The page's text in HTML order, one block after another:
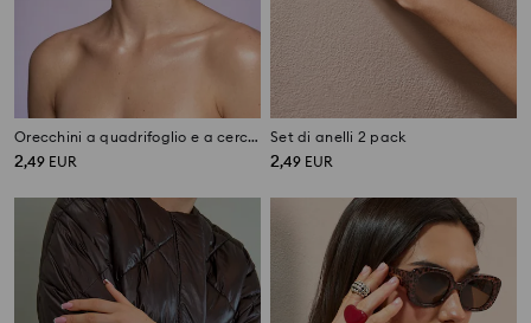
Orecchini a quadrifoglio e a cerchio 2 pack
2,49 EUR
Set di anelli 2 pack
2,49 EUR